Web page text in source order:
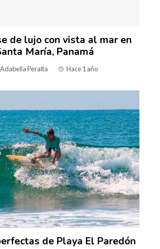
de lujo con vista al mar en
María, Panamá
Adabella Peralta Hace 1 año
de Playa El Paredón